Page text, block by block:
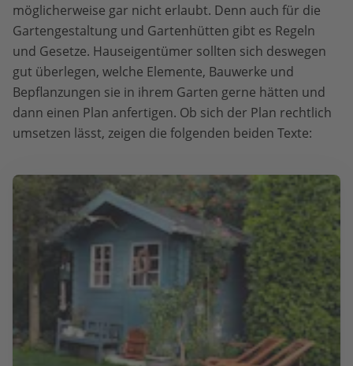
möglicherweise gar nicht erlaubt. Denn auch für die
Gartengestaltung und Gartenhütten gibt es Regeln
und Gesetze. Hauseigentümer sollten sich deswegen
gut überlegen, welche Elemente, Bauwerke und
Bepflanzungen sie in ihrem Garten gerne hätten und
dann einen Plan anfertigen. Ob sich der Plan rechtlich
umsetzen lässt, zeigen die folgenden beiden Texte: